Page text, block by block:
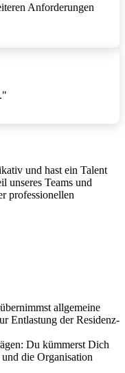
Anforderungen
und hast ein Talent
unseres Teams und
professionellen
allgemeine
Entlastung der Residenz-
Du kümmerst Dich
die Organisation